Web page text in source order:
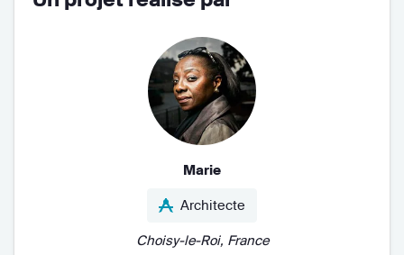
Marie
Architecte
Choisy-le-Roi, France